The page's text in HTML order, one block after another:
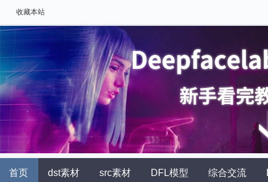
收藏本站
首页 dst素材 src素材 DFL模型 综合交流